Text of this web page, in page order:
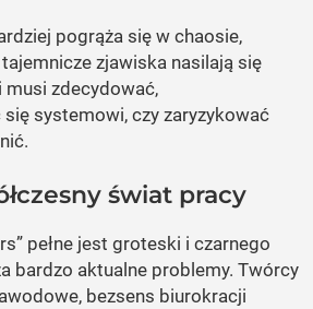
pogrąża się w chaosie,
zjawiska nasilają się
musi zdecydować,
systemowi, czy zaryzykować
świat pracy
pełne jest groteski i czarnego
bardzo aktualne problemy. Twórcy
bezsens biurokracji